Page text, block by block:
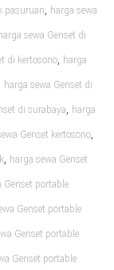
pasuruan, harga sewa
harga sewa Genset di
di kertosono, harga
harga sewa Genset di
di surabaya, harga
Genset kertosono,
, harga sewa Genset
Genset portable
Genset portable
Genset portable
Genset portable